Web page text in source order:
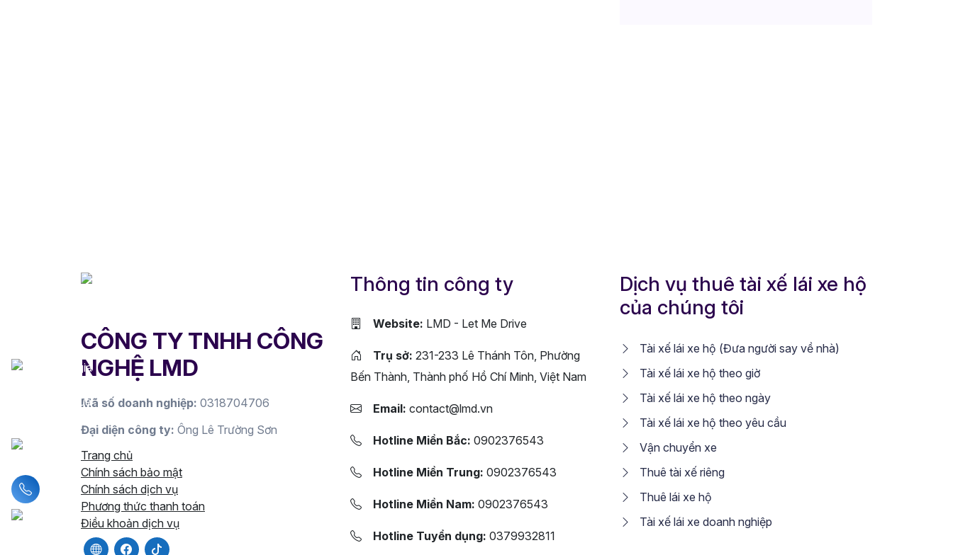
CÔNG TY TNHH CÔNG
NGHỆ LMD
Mã số doanh nghiệp: 0318704706
Đại diện công ty: Ông Lê Trường Sơn
Trang chủ
Chính sách bảo mật
Chính sách dịch vụ
Phương thức thanh toán
Điều khoản dịch vụ
Thông tin công ty
Website: LMD - Let Me Drive
Trụ sở: 231-233 Lê Thánh Tôn, Phường
Bến Thành, Thành phố Hồ Chí Minh, Việt Nam
Email: contact@lmd.vn
Hotline Miền Bắc: 0902376543
Hotline Miền Trung: 0902376543
Hotline Miền Nam: 0902376543
Hotline Tuyển dụng: 0379932811
Dịch vụ thuê tài xế lái xe hộ
của chúng tôi
Tài xế lái xe hộ (Đưa người say về nhà)
Tài xế lái xe hộ theo giờ
Tài xế lái xe hộ theo ngày
Tài xế lái xe hộ theo yêu cầu
Vận chuyển xe
Thuê tài xế riêng
Thuê lái xe hộ
Tài xế lái xe doanh nghiệp
Liên hệ hotline